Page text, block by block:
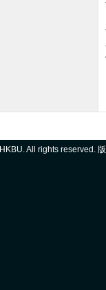
All rights reserved.